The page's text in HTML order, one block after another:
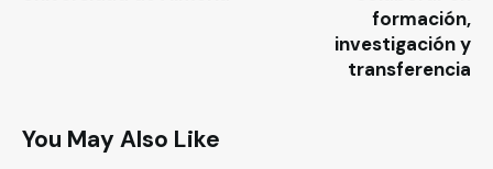
formación,
investigación y
transferencia
You May Also Like